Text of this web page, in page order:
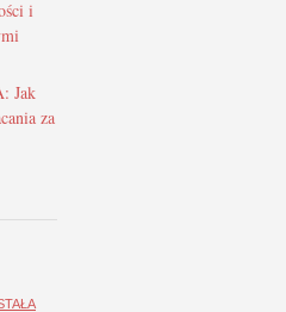
i
Jak
za